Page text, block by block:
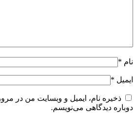
نام *
ایمیل *
ذخیره نام، ایمیل و وبسایت من در
دوباره دیدگاهی می‌نویسم.